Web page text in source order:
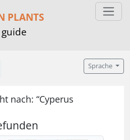
PLANTS
Sprache
nach: “Cyperus